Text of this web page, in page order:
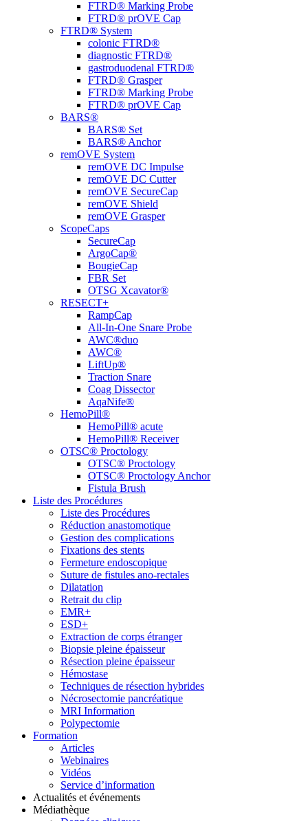
FTRD® Marking Probe
FTRD® prOVE Cap
FTRD® System
colonic FTRD®
diagnostic FTRD®
gastroduodenal FTRD®
FTRD® Grasper
FTRD® Marking Probe
FTRD® prOVE Cap
BARS®
BARS® Set
BARS® Anchor
remOVE System
remOVE DC Impulse
remOVE DC Cutter
remOVE SecureCap
remOVE Shield
remOVE Grasper
ScopeCaps
SecureCap
ArgoCap®
BougieCap
FBR Set
OTSG Xcavator®
RESECT+
RampCap
All-In-One Snare Probe
AWC®duo
AWC®
LiftUp®
Traction Snare
Coag Dissector
AqaNife®
HemoPill®
HemoPill® acute
HemoPill® Receiver
OTSC® Proctology
OTSC® Proctology
OTSC® Proctology Anchor
Fistula Brush
Liste des Procédures
Liste des Procédures
Réduction anastomotique
Gestion des complications
Fixations des stents
Fermeture endoscopique
Suture de fistules ano-rectales
Dilatation
Retrait du clip
EMR+
ESD+
Extraction de corps étranger
Biopsie pleine épaisseur
Résection pleine épaisseur
Hémostase
Techniques de résection hybrides
Nécrosectomie pancréatique
MRI Information
Polypectomie
Formation
Articles
Webinaires
Vidéos
Service d’information
Actualités et événements
Médiathèque